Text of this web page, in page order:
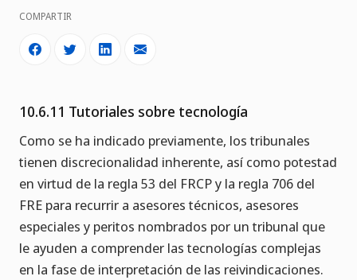
COMPARTIR
10.6.11 Tutoriales sobre tecnología
Como se ha indicado previamente, los tribunales
tienen discrecionalidad inherente, así como potestad
en virtud de la regla 53 del FRCP y la regla 706 del
FRE para recurrir a asesores técnicos, asesores
especiales y peritos nombrados por un tribunal que
le ayuden a comprender las tecnologías complejas
en la fase de interpretación de las reivindicaciones.